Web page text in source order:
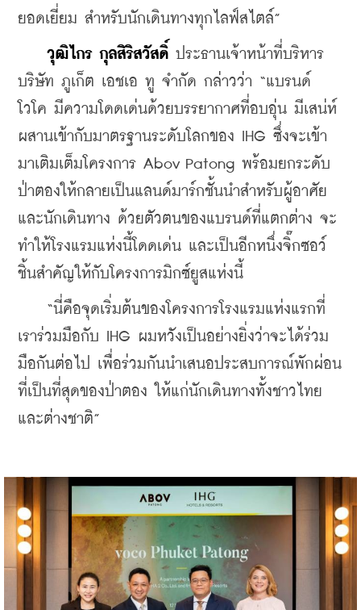
ยอดเยี่ยม สำหรับนักเดินทางทุกไลฟ์สไตล์”
วุฒิไกร กุลสิริสวัสดิ์ ประธานเจ้าหน้าที่บริหาร
บริษัท ภูเก็ต เอชเอ ทู จำกัด กล่าวว่า “แบรนด์
โวโค มีความโดดเด่นด้วยบรรยากาศที่อบอุ่น มีเสน่ห์
ผสานเข้ากับมาตรฐานระดับโลกของ IHG ซึ่งจะเข้า
มาเติมเต็มโครงการ Abov Patong พร้อมยกระดับ
ป่าตองให้กลายเป็นแลนด์มาร์กชั้นนำสำหรับผู้อาศัย
และนักเดินทาง ด้วยตัวตนของแบรนด์ที่แตกต่าง จะ
ทำให้โรงแรมแห่งนี้โดดเด่น และเป็นอีกหนึ่งจิ๊กซอว์
ชิ้นสำคัญให้กับโครงการมิกซ์ยูสแห่งนี้
“นี่คือจุดเริ่มต้นของโครงการโรงแรมแห่งแรกที่
เราร่วมมือกับ IHG ผมหวังเป็นอย่างยิ่งว่าจะได้ร่วม
มือกันต่อไป เพื่อร่วมกันนำเสนอประสบการณ์พักผ่อน
ที่เป็นที่สุดของป่าตอง ให้แก่นักเดินทางทั้งชาวไทย
และต่างชาติ”